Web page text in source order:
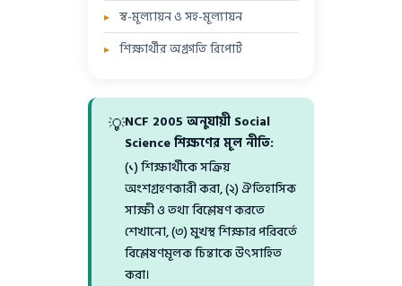
স্ব-মূল্যায়ন ও সহ-মূল্যায়ন
শিক্ষার্থীর অগ্রগতি রিপোর্ট
💡NCF 2005 অনুযায়ী Social
Science শিক্ষণের মূল নীতি:
(১) শিক্ষার্থীকে সক্রিয়
অংশগ্রহণকারী করা, (২) ঐতিহাসিক
সাক্ষী ও তথ্য বিশ্লেষণ করতে
শেখানো, (৩) মুখস্থ শিক্ষার পরিবর্তে
বিশ্লেষণমূলক চিন্তাকে উৎসাহিত
করা।